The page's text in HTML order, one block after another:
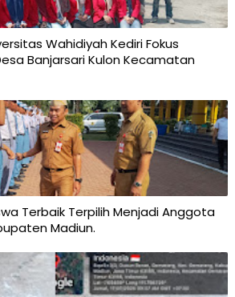
Wahidiyah Kediri Fokus
Banjarsari Kulon Kecamatan
Terbaik Terpilih Menjadi Anggota
Madiun.